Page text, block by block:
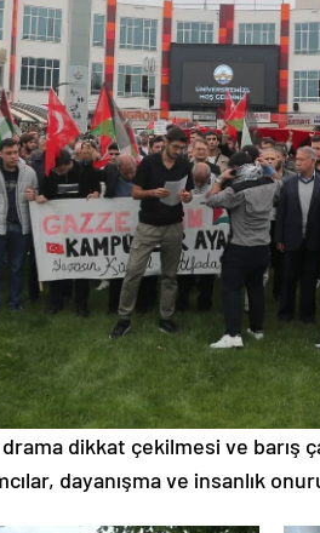
dikkat çekilmesi ve barış
dayanışma ve insanlık